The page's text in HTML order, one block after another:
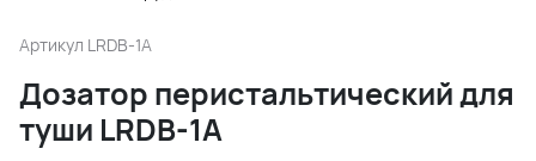
Артикул LRDB-1A
Дозатор перистальтический для
туши LRDB-1A